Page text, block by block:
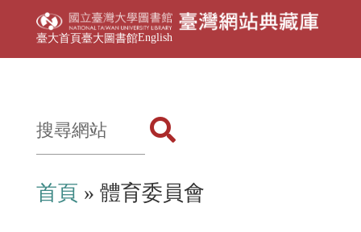
臺大首頁臺大圖書館English
首頁 » 體育委員會